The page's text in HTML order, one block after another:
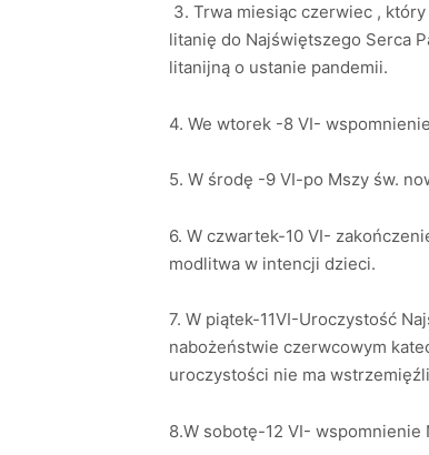
3. Trwa miesiąc czerwiec ,
litanię do Najświętszego Serca
litanijną o ustanie pandemii.
4. We wtorek -8 VI-
5. W środę -9 VI-po Mszy św.
6. W czwartek-10 VI-
modlitwa w intencji dzieci.
7. W piątek-11VI-Uroczystość
nabożeństwie czerwcowym
uroczystości nie ma
8.W sobotę-12 VI- wspomnienie